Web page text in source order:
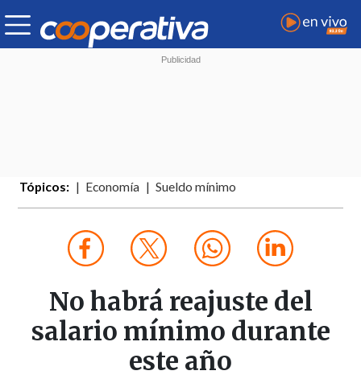
Tópicos: Economía Sueldo mínimo
No habrá reajuste del
salario mínimo durante
este año